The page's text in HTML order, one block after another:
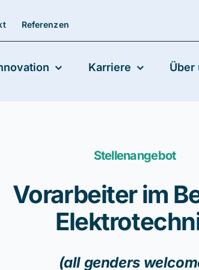
Referenzen
Karriere Über
Stellenangebot
Vorarbeiter im
(all genders